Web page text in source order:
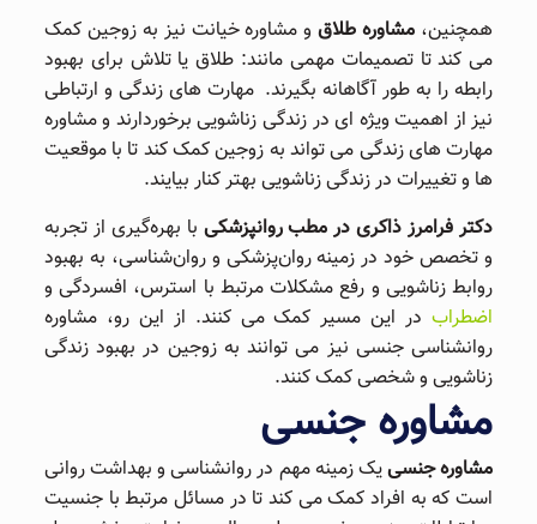
همچنین، مشاوره طلاقو مشاوره خیانت نیز به زوجین کمک
می ‌کند تا تصمیمات مهمی مانند: طلاق یا تلاش برای بهبود
رابطه را به طور آگاهانه بگیرند. مهارت ‌های زندگی و ارتباطی
نیز از اهمیت ویژه‌ ای در زندگی زناشویی برخوردارند و مشاوره
مهارت ‌های زندگی می ‌تواند به زوجین کمک کند تا با موقعیت‌
ها و تغییرات در زندگی زناشویی بهتر کنار بیایند.
دکتر فرامرز ذاکری در مطب روانپزشکی با بهره‌گیری از تجربه
و تخصص خود در زمینه روان‌پزشکی و روان‌شناسی، به بهبود
روابط زناشویی و رفع مشکلات مرتبط با استرس، افسردگی و
اضطرابدر این مسیر کمک می کنند. از این رو، مشاوره
روانشناسی جنسی نیز می توانند به زوجین در بهبود زندگی
زناشویی و شخصی کمک کنند.
مشاوره جنسی
مشاوره جنسییک زمینه مهم در روانشناسی و بهداشت روانی
است که به افراد کمک می کند تا در مسائل مرتبط با جنسیت